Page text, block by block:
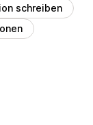
schreiben